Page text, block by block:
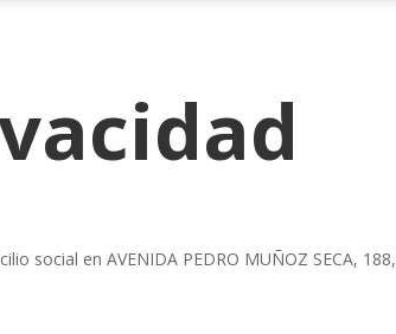
social en AVENIDA PEDRO MUÑOZ SECA,